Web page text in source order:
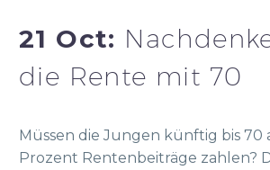
21 Oct:
die Rente mit 70
Müssen die Jungen künftig bis 70
Prozent Rentenbeiträge zahlen?